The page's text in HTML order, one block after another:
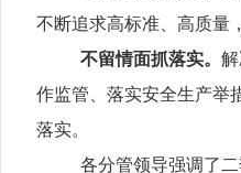
不断追求高标准、高质量
不留情面抓落实。
作监管、落实安全生产举
落实。
各分管领导强调了